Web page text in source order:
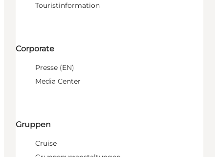
Touristinformation
Corporate
Presse (EN)
Media Center
Gruppen
Cruise